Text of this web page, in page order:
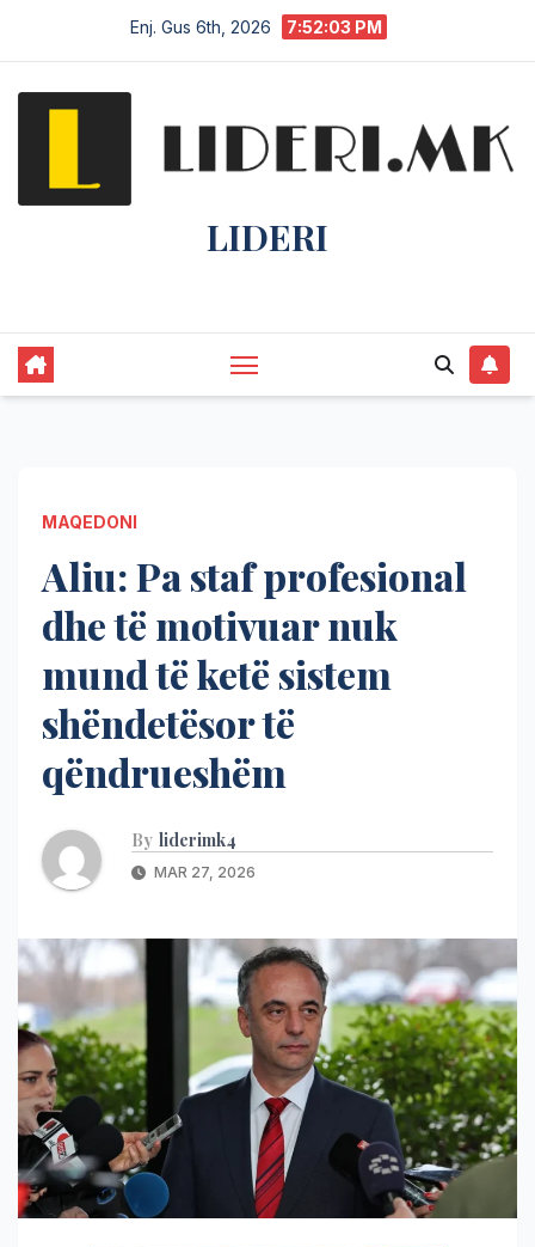
Enj. Gus 6th, 2026 7:52:03 PM
LIDERI
MAQEDONI
Aliu: Pa staf profesional
dhe të motivuar nuk
mund të ketë sistem
shëndetësor të
qëndrueshëm
By liderimk4
MAR 27, 2026